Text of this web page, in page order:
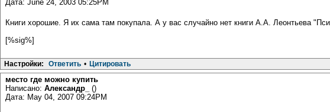
Дата: June 24, 2003 05:25PM
Книги хорошие. Я их сама там покупала. А у вас случайно нет книги А.А. Леонтьева
[%sig%]
Настройки: Ответить • Цитировать
место где можно купить
Написано: Александр_ ()
Дата: May 04, 2007 09:24PM